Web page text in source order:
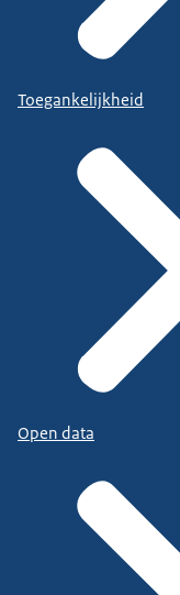
Toegankelijkheid
Open data